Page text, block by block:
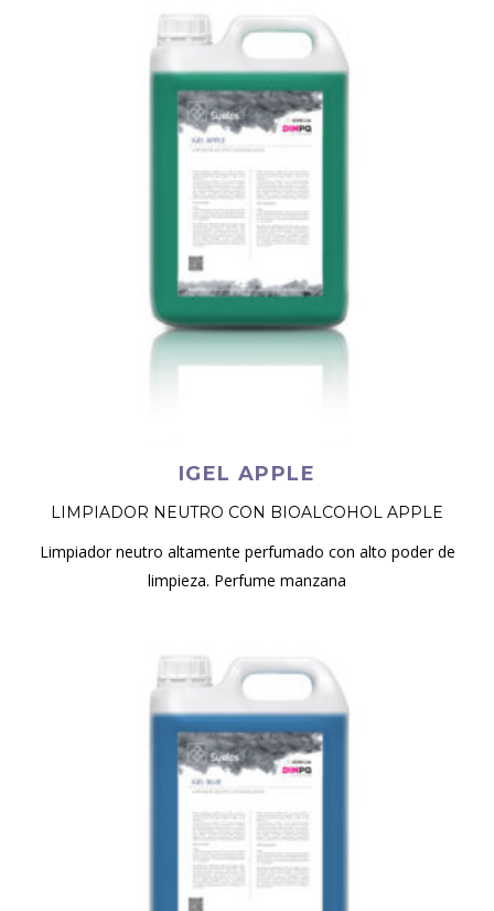
IGEL APPLE
LIMPIADOR NEUTRO CON BIOALCOHOL APPLE
Limpiador neutro altamente perfumado con alto poder de
limpieza. Perfume manzana